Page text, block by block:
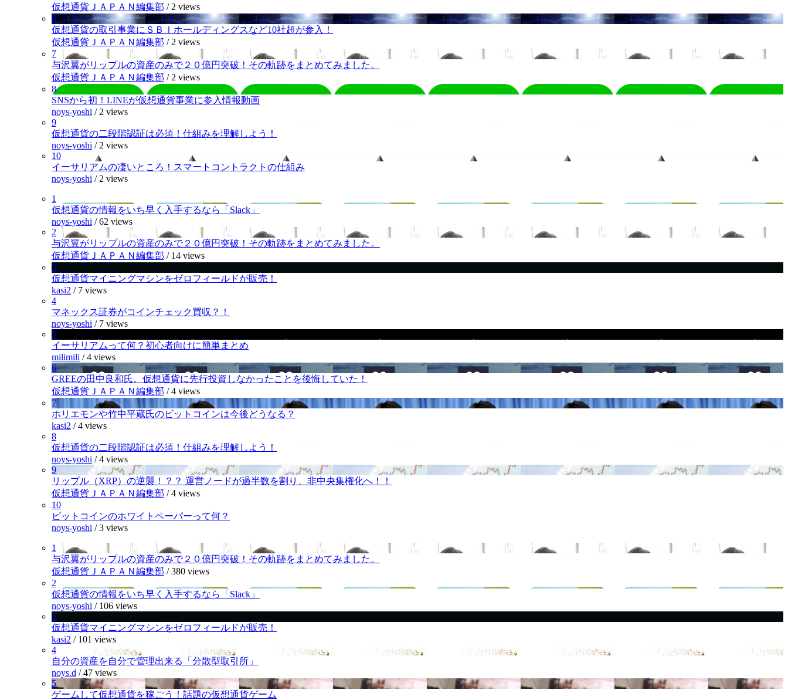
仮想通貨ＪＡＰＡＮ編集部 / 2 views
6
仮想通貨の取引事業にＳＢＩホールディングスなど10社超が参入！
仮想通貨ＪＡＰＡＮ編集部 / 2 views
7
与沢翼がリップルの資産のみで２０億円突破！その軌跡をまとめてみました。
仮想通貨ＪＡＰＡＮ編集部 / 2 views
8
SNSから初！LINEが仮想通貨事業に参入情報動画
noys-yoshi / 2 views
9
仮想通貨の二段階認証は必須！仕組みを理解しよう！
noys-yoshi / 2 views
10
イーサリアムの凄いところ！スマートコントラクトの仕組み
noys-yoshi / 2 views
1
仮想通貨の情報をいち早く入手するなら「Slack」
noys-yoshi /62 views
2
与沢翼がリップルの資産のみで２０億円突破！その軌跡をまとめてみました。
仮想通貨ＪＡＰＡＮ編集部 / 14 views
3
仮想通貨マイニングマシンをゼロフィールドが販売！
kasi2 / 7 views
4
マネックス証券がコインチェック買収？！
noys-yoshi / 7 views
5
イーサリアムって何？初心者向けに簡単まとめ
milimili /4 views
6
GREEの田中良和氏。仮想通貨に先行投資しなかったことを後悔していた！
仮想通貨ＪＡＰＡＮ編集部 /4 views
7
ホリエモンや竹中平蔵氏のビットコインは今後どうなる？
kasi2 /4 views
8
仮想通貨の二段階認証は必須！仕組みを理解しよう！
noys-yoshi /4 views
9
リップル（XRP）の逆襲！？？ 運営ノードが過半数を割り、非中央集権化へ！！
仮想通貨ＪＡＰＡＮ編集部 /4 views
10
ビットコインのホワイトペーパーって何？
noys-yoshi /3 views
1
与沢翼がリップルの資産のみで２０億円突破！その軌跡をまとめてみました。
仮想通貨ＪＡＰＡＮ編集部 /380 views
2
仮想通貨の情報をいち早く入手するなら「Slack」
noys-yoshi / 106 views
3
仮想通貨マイニングマシンをゼロフィールドが販売！
kasi2 / 101 views
4
自分の資産を自分で管理出来る「分散型取引所」
noys.d /47 views
5
ゲームして仮想通貨を稼ごう！話題の仮想通貨ゲーム